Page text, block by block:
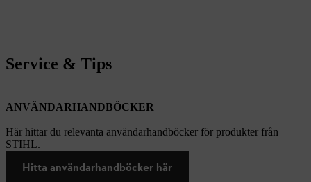
Service & Tips
ANVÄNDARHANDBÖCKER
Här hittar du relevanta användarhandböcker för produkter från
STIHL.
Hitta användarhandböcker här